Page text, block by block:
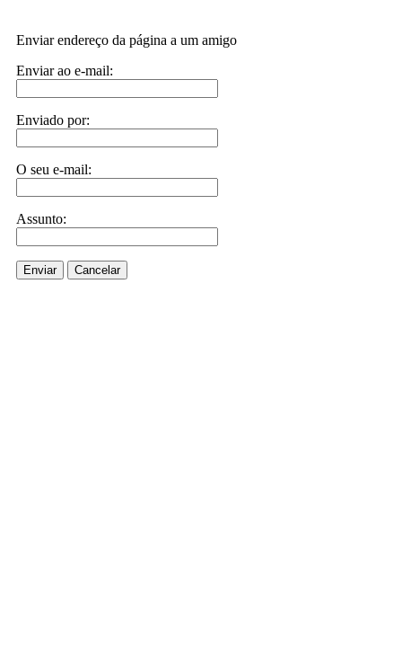
Enviar endereço da página a um amigo
Enviar ao e-mail:
Enviado por:
O seu e-mail:
Assunto:
Enviar Cancelar